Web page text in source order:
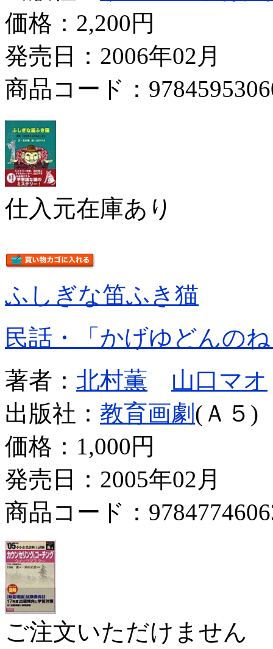
価格： 2,200円
発売日：2006年02月
商品コード：
仕入元在庫あり
ふしぎな笛ふき猫
民話・「かげゆどんの
著者： 北村薫
山口マオ
出版社： 教育画劇 (Ａ５)
価格： 1,000円
発売日：2005年02月
商品コード：
ご注文いただけません